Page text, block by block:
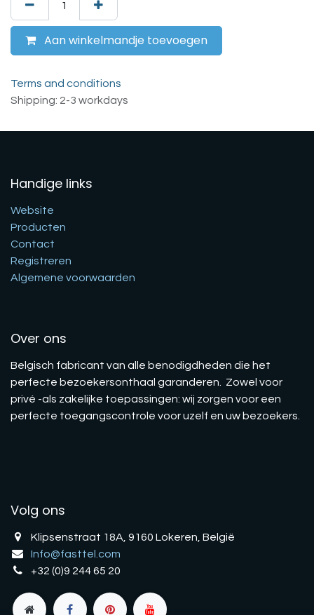
Aan winkelmandje toevoegen
Terms and conditions
Shipping: 2-3 workdays
Handige links
Website
Producten
Contact
Registreren
Algemene voorwaarden
Over ons
Belgisch fabricant van alle benodigdheden die het
perfecte bezoekersonthaal garanderen. Zowel voor
privé -als zakelijke toepassingen: wij zorgen voor een
perfecte toegangscontrole voor uzelf en uw bezoekers.
Volg ons
Klipsenstraat 18A, 9160 Lokeren, België
Info@fasttel.com
+32 (0)9 244 65 20